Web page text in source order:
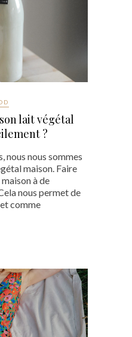
lait végétal
?
nous nous sommes
maison. Faire
à de
nous permet de
comme